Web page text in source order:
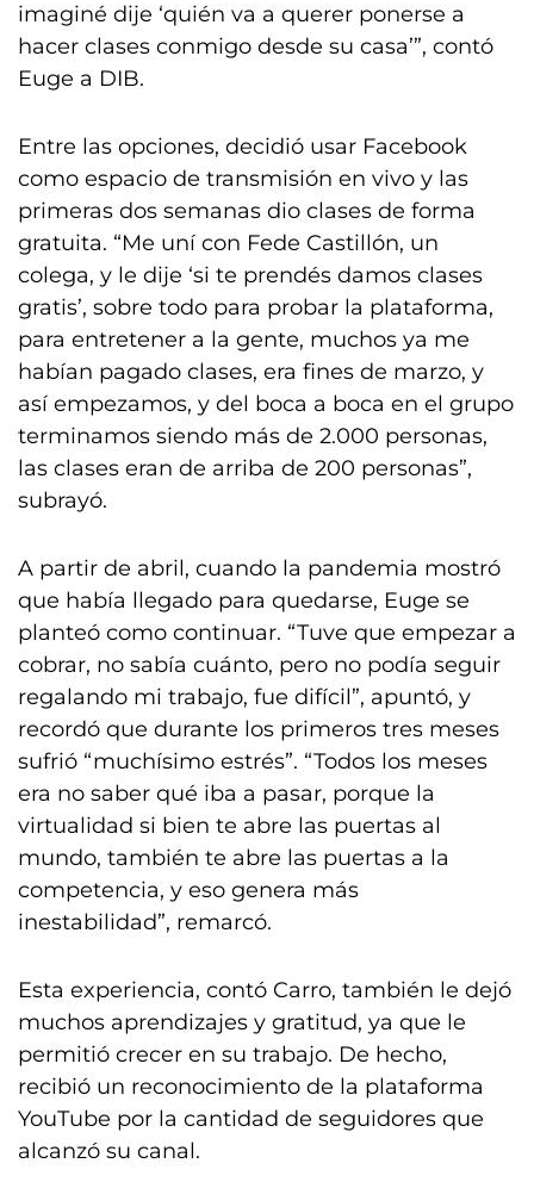
imaginé dije ‘quién va a querer ponerse a
hacer clases conmigo desde su casa’”, contó
Euge a DIB.
Entre las opciones, decidió usar Facebook
como espacio de transmisión en vivo y las
primeras dos semanas dio clases de forma
gratuita. “Me uní con Fede Castillón, un
colega, y le dije ‘si te prendés damos clases
gratis’, sobre todo para probar la plataforma,
para entretener a la gente, muchos ya me
habían pagado clases, era fines de marzo, y
así empezamos, y del boca a boca en el grupo
terminamos siendo más de 2.000 personas,
las clases eran de arriba de 200 personas”,
subrayó.
A partir de abril, cuando la pandemia mostró
que había llegado para quedarse, Euge se
planteó como continuar. “Tuve que empezar a
cobrar, no sabía cuánto, pero no podía seguir
regalando mi trabajo, fue difícil”, apuntó, y
recordó que durante los primeros tres meses
sufrió “muchísimo estrés”. “Todos los meses
era no saber qué iba a pasar, porque la
virtualidad si bien te abre las puertas al
mundo, también te abre las puertas a la
competencia, y eso genera más
inestabilidad”, remarcó.
Esta experiencia, contó Carro, también le dejó
muchos aprendizajes y gratitud, ya que le
permitió crecer en su trabajo. De hecho,
recibió un reconocimiento de la plataforma
YouTube por la cantidad de seguidores que
alcanzó su canal.